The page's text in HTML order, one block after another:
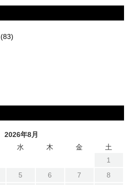
(83)
2026年8月
水 木 金
土
1
5 6 7
8